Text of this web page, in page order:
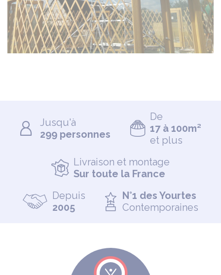
Jusqu'à
299 personnes
De
17 à 100m²
et plus
Livraison et montage
Sur toute la France
Depuis
2005
N°1 des Yourtes
Contemporaines